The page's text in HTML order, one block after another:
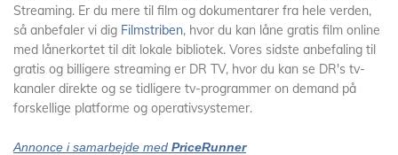
Streaming. Er du mere til film og dokumentarer fra hele verden,
så anbefaler vi dig Filmstriben, hvor du kan låne gratis film online
med lånerkortet til dit lokale bibliotek. Vores sidste anbefaling til
gratis og billigere streaming er DR TV, hvor du kan se DR's tv-
kanaler direkte og se tidligere tv-programmer on demand på
forskellige platforme og operativsystemer.
Annonce i samarbejde med PriceRunner